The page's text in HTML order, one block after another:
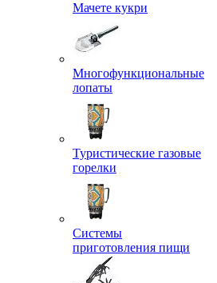
Мачете кукри
Многофункциональные
лопаты
Туристические газовые
горелки
Системы
приготовления пищи